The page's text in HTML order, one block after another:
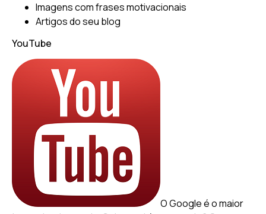
Imagens com frases motivacionais
Artigos do seu blog
YouTube
O Google é o maior